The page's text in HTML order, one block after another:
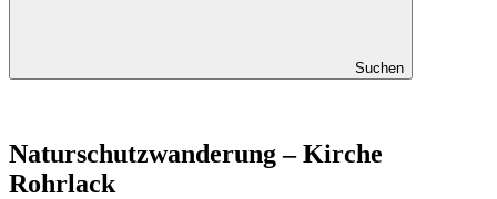
Suchen
Naturschutzwanderung – Kirche
Rohrlack